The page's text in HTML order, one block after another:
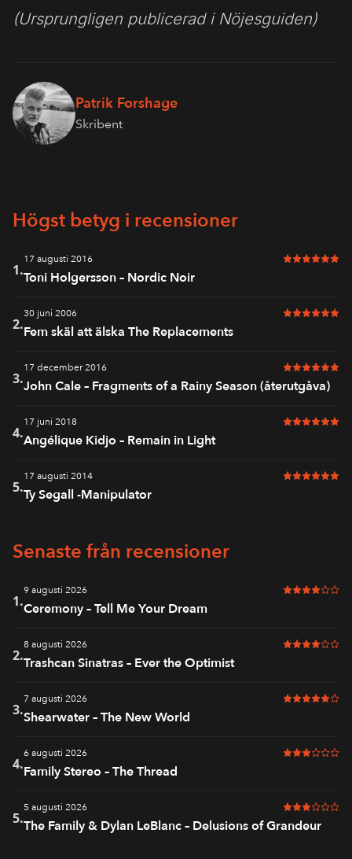
(Ursprungligen publicerad i Nöjesguiden)
Patrik Forshage
Skribent
Högst betyg i recensioner
1.
17 augusti 2016 6 av 6 i
Toni Holgersson – Nordic Noir
2.
30 juni 2006 6 av 6 i
Fem skäl att älska The Replacements
3.
17 december 2016 6 av 6 i
John Cale – Fragments of a Rainy Season (återutgåva)
4.
17 juni 2018 6 av 6 i
Angélique Kidjo – Remain in Light
5.
17 augusti 2014 6 av 6 i
Ty Segall -Manipulator
Senaste från recensioner
1.
9 augusti 2026 4 av 6 i
Ceremony – Tell Me Your Dream
2.
8 augusti 2026 4 av 6 i
Trashcan Sinatras – Ever the Optimist
3.
7 augusti 2026 5 av 6 i
Shearwater – The New World
4.
6 augusti 2026 3 av 6 i
Family Stereo – The Thread
5.
5 augusti 2026 3 av 6 i
The Family & Dylan LeBlanc – Delusions of Grandeur